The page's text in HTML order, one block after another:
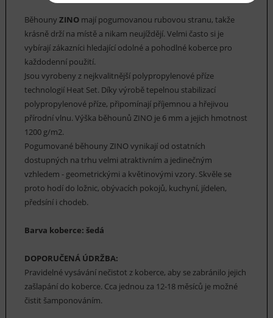
Běhouny ZINOmají pogumovanou rubovou stranu, takže
krásně drží na místě a nikam neujíždějí. Velmi často si je
vybírají zákazníci hledající odolné a pohodlné koberce pro
každodenní použití.
Jsou vyrobeny z nejkvalitnější polypropylenové příze
technologií Heat Set. Díky výrobě tepelnou stabilizací
polypropylenové příze, připomínají příjemnou a hřejivou
přírodní vlnu. Výška běhounů ZINO je 6 mm a jejich hmotnost
1200 g/m2.
Pogumované běhouny ZINO vynikají od ostatních
dostupných na trhu velmi atraktivním a jedinečným
vzhledem - geometrickými a květinovými vzory. Skvěle se
proto hodí do ložnic, obývacích pokojů, kuchyní, jídelen,
předsíní i chodeb.
Barva koberce: šedá
DOPORUČENÁ ÚDRŽBA:
Pravidelné vysávání nečistot z koberce, aby se zabránilo jejich
zašlapání do koberce. Cca jednou za 12-18 měsíců je možné
čistit šamponováním.